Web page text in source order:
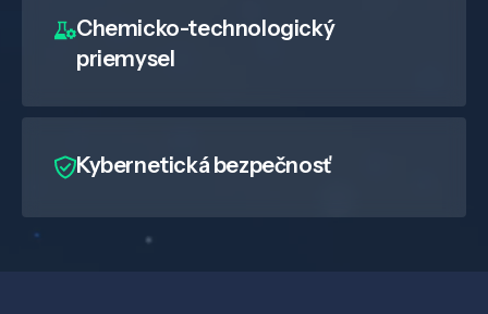
Chemicko-technologický
priemysel
Kybernetická bezpečnosť